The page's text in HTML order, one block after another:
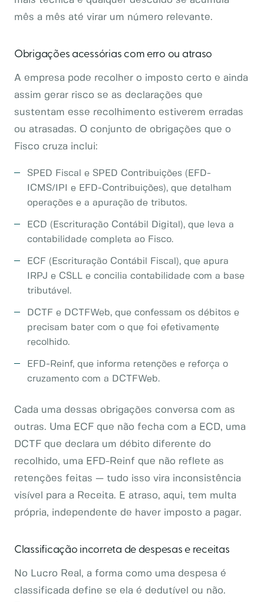
mês a mês até virar um número relevante.
Obrigações acessórias com erro ou atraso
A empresa pode recolher o imposto certo e ainda
assim gerar risco se as declarações que
sustentam esse recolhimento estiverem erradas
ou atrasadas. O conjunto de obrigações que o
Fisco cruza inclui:
SPED Fiscal e SPED Contribuições (EFD-
ICMS/IPI e EFD-Contribuições), que detalham
operações e a apuração de tributos.
ECD (Escrituração Contábil Digital), que leva a
contabilidade completa ao Fisco.
ECF (Escrituração Contábil Fiscal), que apura
IRPJ e CSLL e concilia contabilidade com a base
tributável.
DCTF e DCTFWeb, que confessam os débitos e
precisam bater com o que foi efetivamente
recolhido.
EFD-Reinf, que informa retenções e reforça o
cruzamento com a DCTFWeb.
Cada uma dessas obrigações conversa com as
outras. Uma ECF que não fecha com a ECD, uma
DCTF que declara um débito diferente do
recolhido, uma EFD-Reinf que não reflete as
retenções feitas — tudo isso vira inconsistência
visível para a Receita. E atraso, aqui, tem multa
própria, independente de haver imposto a pagar.
Classificação incorreta de despesas e receitas
No Lucro Real, a forma como uma despesa é
classificada define se ela é dedutível ou não.